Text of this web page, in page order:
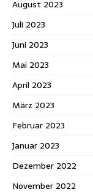
August 2023
Juli 2023
Juni 2023
Mai 2023
April 2023
März 2023
Februar 2023
Januar 2023
Dezember 2022
November 2022